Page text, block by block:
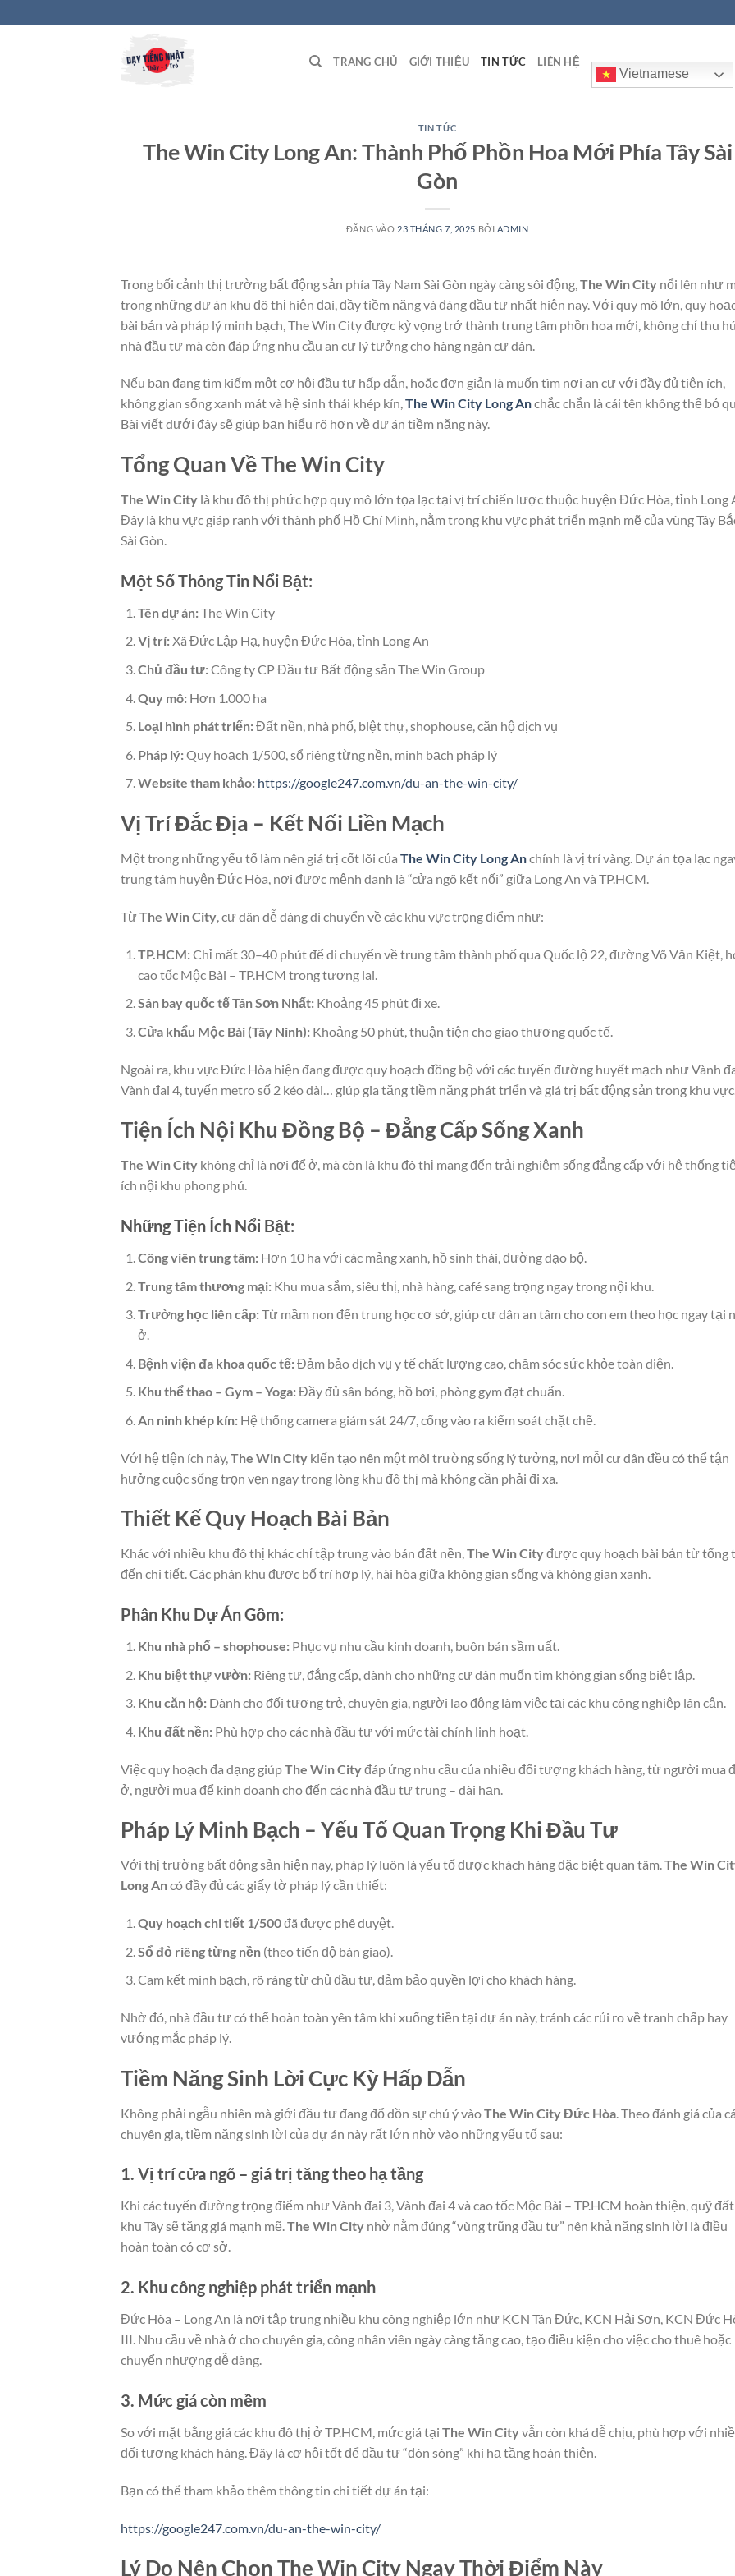
qua
TRANG CHỦ GIỚI THIỆU TIN TỨC LIÊN HỆ
Vietnamese
TIN TỨC
The Win City Long An: Thành Phố Phồn Hoa Mới Phía Tây Sài
Gòn
ĐĂNG VÀO 23 THÁNG 7, 2025 BỞI ADMIN
Trong bối cảnh thị trường bất động sản phía Tây Nam Sài Gòn ngày càng sôi động, The Win City nổi lên như
trong những dự án khu đô thị hiện đại, đầy tiềm năng và đáng đầu tư nhất hiện nay. Với quy mô lớn, quy
bài bản và pháp lý minh bạch, The Win City được kỳ vọng trở thành trung tâm phồn hoa mới, không chỉ thu
nhà đầu tư mà còn đáp ứng nhu cầu an cư lý tưởng cho hàng ngàn cư dân.
Nếu bạn đang tìm kiếm một cơ hội đầu tư hấp dẫn, hoặc đơn giản là muốn tìm nơi an cư với đầy đủ tiện ích,
không gian sống xanh mát và hệ sinh thái khép kín,The Win City Long Anchắc chắn là cái tên không thể bỏ
Bài viết dưới đây sẽ giúp bạn hiểu rõ hơn về dự án tiềm năng này.
Tổng Quan Về The Win City
The Win City là khu đô thị phức hợp quy mô lớn tọa lạc tại vị trí chiến lược thuộc huyện Đức Hòa, tỉnh Long
Đây là khu vực giáp ranh với thành phố Hồ Chí Minh, nằm trong khu vực phát triển mạnh mẽ của vùng Tây
Sài Gòn.
Một Số Thông Tin Nổi Bật:
Tên dự án:The Win City
Vị trí:Xã Đức Lập Hạ, huyện Đức Hòa, tỉnh Long An
Chủ đầu tư:Công ty CP Đầu tư Bất động sản The Win Group
Quy mô:Hơn 1.000 ha
Loại hình phát triển:Đất nền, nhà phố, biệt thự, shophouse, căn hộ dịch vụ
Pháp lý:Quy hoạch 1/500, sổ riêng từng nền, minh bạch pháp lý
Website tham khảo: https://google247.com.vn/du-an-the-win-city/
Vị Trí Đắc Địa – Kết Nối Liền Mạch
Một trong những yếu tố làm nên giá trị cốt lõi của The Win City Long Anchính là vị trí vàng. Dự án tọa lạc
trung tâm huyện Đức Hòa, nơi được mệnh danh là “cửa ngõ kết nối” giữa Long An và TP.HCM.
TừThe Win City , cư dân dễ dàng di chuyển về các khu vực trọng điểm như:
TP.HCM:Chỉ mất 30–40 phút để di chuyển về trung tâm thành phố qua Quốc lộ 22, đường Võ Văn Kiệt,
cao tốc Mộc Bài – TP.HCM trong tương lai.
Sân bay quốc tế Tân Sơn Nhất:Khoảng 45 phút đi xe.
Cửa khẩu Mộc Bài (Tây Ninh):Khoảng 50 phút, thuận tiện cho giao thương quốc tế.
Ngoài ra, khu vực Đức Hòa hiện đang được quy hoạch đồng bộ với các tuyến đường huyết mạch như Vành
Vành đai 4, tuyến metro số 2 kéo dài… giúp gia tăng tiềm năng phát triển và giá trị bất động sản trong khu vực.
Tiện Ích Nội Khu Đồng Bộ – Đẳng Cấp Sống Xanh
The Win City không chỉ là nơi để ở, mà còn là khu đô thị mang đến trải nghiệm sống đẳng cấp với hệ thống
ích nội khu phong phú.
Những Tiện Ích Nổi Bật:
Công viên trung tâm:Hơn 10 ha với các mảng xanh, hồ sinh thái, đường dạo bộ.
Trung tâm thương mại:Khu mua sắm, siêu thị, nhà hàng, café sang trọng ngay trong nội khu.
Trường học liên cấp:Từ mầm non đến trung học cơ sở, giúp cư dân an tâm cho con em theo học ngay tại
ở.
Bệnh viện đa khoa quốc tế:Đảm bảo dịch vụ y tế chất lượng cao, chăm sóc sức khỏe toàn diện.
Khu thể thao – Gym – Yoga:Đầy đủ sân bóng, hồ bơi, phòng gym đạt chuẩn.
An ninh khép kín:Hệ thống camera giám sát 24/7, cổng vào ra kiểm soát chặt chẽ.
Với hệ tiện ích này, The Win City kiến tạo nên một môi trường sống lý tưởng, nơi mỗi cư dân đều có thể tận
hưởng cuộc sống trọn vẹn ngay trong lòng khu đô thị mà không cần phải đi xa.
Thiết Kế Quy Hoạch Bài Bản
Khác với nhiều khu đô thị khác chỉ tập trung vào bán đất nền,The Win Cityđược quy hoạch bài bản từ tổng
đến chi tiết. Các phân khu được bố trí hợp lý, hài hòa giữa không gian sống và không gian xanh.
Phân Khu Dự Án Gồm:
Khu nhà phố – shophouse:Phục vụ nhu cầu kinh doanh, buôn bán sầm uất.
Khu biệt thự vườn:Riêng tư, đẳng cấp, dành cho những cư dân muốn tìm không gian sống biệt lập.
Khu căn hộ:Dành cho đối tượng trẻ, chuyên gia, người lao động làm việc tại các khu công nghiệp lân cận.
Khu đất nền:Phù hợp cho các nhà đầu tư với mức tài chính linh hoạt.
Việc quy hoạch đa dạng giúpThe Win Cityđáp ứng nhu cầu của nhiều đối tượng khách hàng, từ người mua
ở, người mua để kinh doanh cho đến các nhà đầu tư trung – dài hạn.
Pháp Lý Minh Bạch – Yếu Tố Quan Trọng Khi Đầu Tư
Với thị trường bất động sản hiện nay, pháp lý luôn là yếu tố được khách hàng đặc biệt quan tâm.The Win
Long Ancó đầy đủ các giấy tờ pháp lý cần thiết:
Quy hoạch chi tiết 1/500đã được phê duyệt.
Sổ đỏ riêng từng nền(theo tiến độ bàn giao).
Cam kết minh bạch, rõ ràng từ chủ đầu tư, đảm bảo quyền lợi cho khách hàng.
Nhờ đó, nhà đầu tư có thể hoàn toàn yên tâm khi xuống tiền tại dự án này, tránh các rủi ro về tranh chấp hay
vướng mắc pháp lý.
Tiềm Năng Sinh Lời Cực Kỳ Hấp Dẫn
Không phải ngẫu nhiên mà giới đầu tư đang đổ dồn sự chú ý vàoThe Win City Đức Hòa . Theo đánh giá của
chuyên gia, tiềm năng sinh lời của dự án này rất lớn nhờ vào những yếu tố sau:
1. Vị trí cửa ngõ – giá trị tăng theo hạ tầng
Khi các tuyến đường trọng điểm như Vành đai 3, Vành đai 4 và cao tốc Mộc Bài – TP.HCM hoàn thiện, quỹ đất
khu Tây sẽ tăng giá mạnh mẽ.The Win City nhờ nằm đúng “vùng trũng đầu tư” nên khả năng sinh lời là điều
hoàn toàn có cơ sở.
2. Khu công nghiệp phát triển mạnh
Đức Hòa – Long An là nơi tập trung nhiều khu công nghiệp lớn như KCN Tân Đức, KCN Hải Sơn, KCN Đức
III. Nhu cầu về nhà ở cho chuyên gia, công nhân viên ngày càng tăng cao, tạo điều kiện cho việc cho thuê hoặc
chuyển nhượng dễ dàng.
3. Mức giá còn mềm
So với mặt bằng giá các khu đô thị ở TP.HCM, mức giá tại The Win Cityvẫn còn khá dễ chịu, phù hợp với
đối tượng khách hàng. Đây là cơ hội tốt để đầu tư “đón sóng” khi hạ tầng hoàn thiện.
Bạn có thể tham khảo thêm thông tin chi tiết dự án tại:
https://google247.com.vn/du-an-the-win-city/
Lý Do Nên Chọn The Win City Ngay Thời Điểm Này